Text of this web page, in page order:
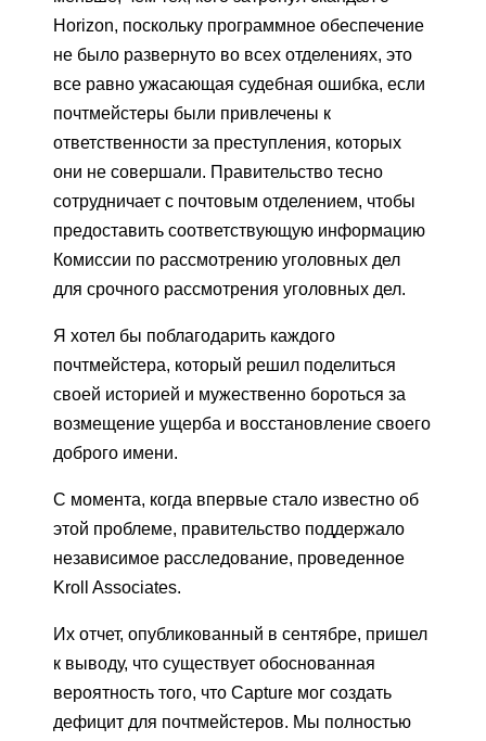
Horizon, поскольку программное обеспечение
не было развернуто во всех отделениях, это
все равно ужасающая судебная ошибка, если
почтмейстеры были привлечены к
ответственности за преступления, которых
они не совершали. Правительство тесно
сотрудничает с почтовым отделением, чтобы
предоставить соответствующую информацию
Комиссии по рассмотрению уголовных дел
для срочного рассмотрения уголовных дел.
Я хотел бы поблагодарить каждого
почтмейстера, который решил поделиться
своей историей и мужественно бороться за
возмещение ущерба и восстановление своего
доброго имени.
С момента, когда впервые стало известно об
этой проблеме, правительство поддержало
независимое расследование, проведенное
Kroll Associates.
Их отчет, опубликованный в сентябре, пришел
к выводу, что существует обоснованная
вероятность того, что Capture мог создать
дефицит для почтмейстеров. Мы полностью